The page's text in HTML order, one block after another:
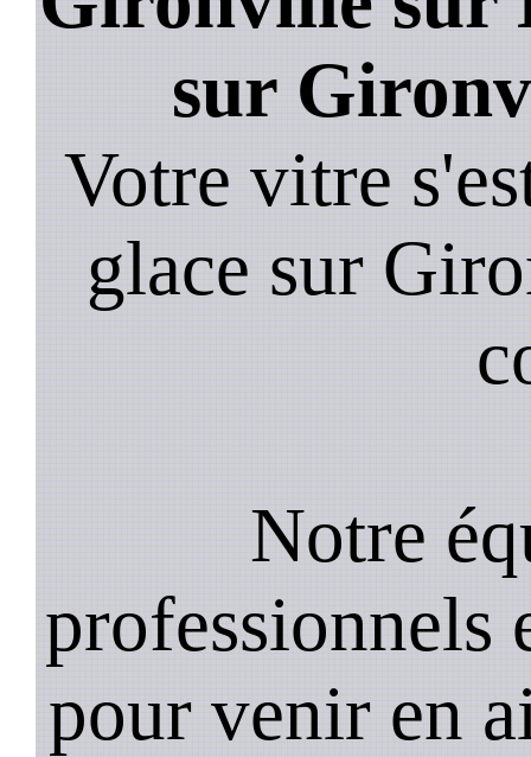
sur
Votre vitre
glace sur
Notre
professionnels
pour venir en